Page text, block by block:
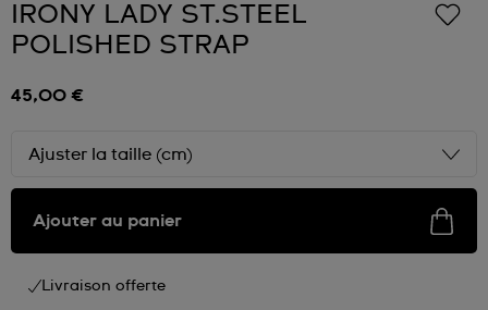
IRONY LADY ST.STEEL
POLISHED STRAP
45,00 €
Ajuster la taille (cm)
Ajouter au panier
Livraison offerte